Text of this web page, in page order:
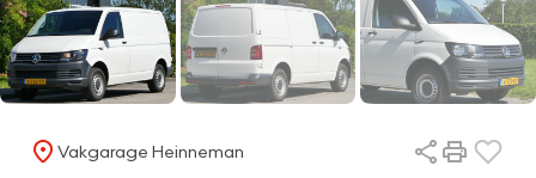
Vakgarage Heinneman